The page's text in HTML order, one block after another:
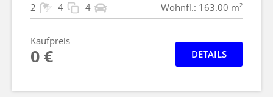
2 4 4 Wohnfl.: 163.00 m²
Kaufpreis
0 € DETAILS